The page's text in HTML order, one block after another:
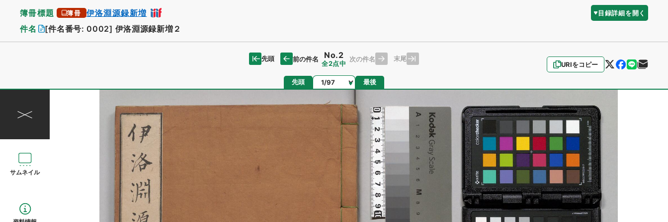
簿冊標題 簿冊 伊洛淵源録新増 目録詳細を開く
件名 [件名番号: 0002] 伊洛淵源録新増２
URIをコピー
先頭 前の件名 No.2
全2点中
次の件名 末尾
先頭 ページ 最後
サムネイル